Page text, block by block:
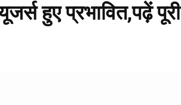
हुए प्रभावित,पढ़ें पूरी